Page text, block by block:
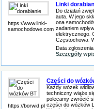
https://www.linki-
samochodowe.com
Linki
Do działań
auta. W jego
ona
zadaniem
elektrycznego.
Częstochowa.
Data
Szczegóły
https://borwid.pl
Części do
Każdy wózek
techniczny wiąże
polecamy zwrócić
części do wózków